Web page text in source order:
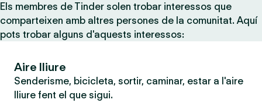
Els membres de Tinder solen trobar interessos que
comparteixen amb altres persones de la comunitat. Aquí
pots trobar alguns d'aquests interessos:
Aire lliure
Senderisme, bicicleta, sortir, caminar, estar a l'aire
lliure fent el que sigui.